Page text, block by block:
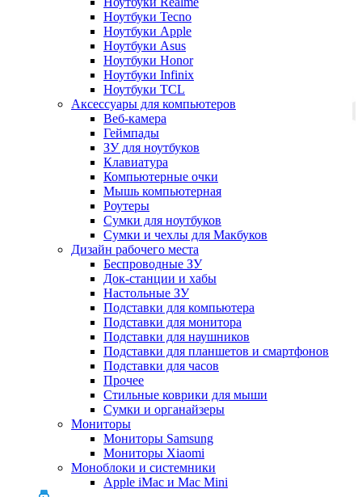
Ноутбуки Tecno
Ноутбуки Apple
Ноутбуки Asus
Ноутбуки Honor
Ноутбуки Infinix
Ноутбуки TCL
Аксессуары для компьютеров
Веб-камера
Геймпады
ЗУ для ноутбуков
Клавиатура
Компьютерные очки
Мышь компьютерная
Роутеры
Сумки для ноутбуков
Сумки и чехлы для Макбуков
Дизайн рабочего места
Беспроводные ЗУ
Док-станции и хабы
Настольные ЗУ
Подставки для компьютера
Подставки для монитора
Подставки для наушников
Подставки для планшетов и смартфонов
Подставки для часов
Прочее
Стильные коврики для мыши
Сумки и органайзеры
Мониторы
Мониторы Samsung
Мониторы Xiaomi
Моноблоки и системники
Apple iMac и Mac Mini